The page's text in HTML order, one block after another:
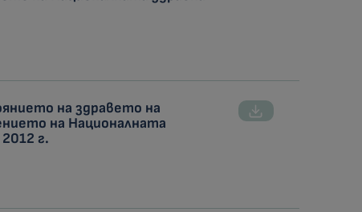
на здравето на
на Националната
г.